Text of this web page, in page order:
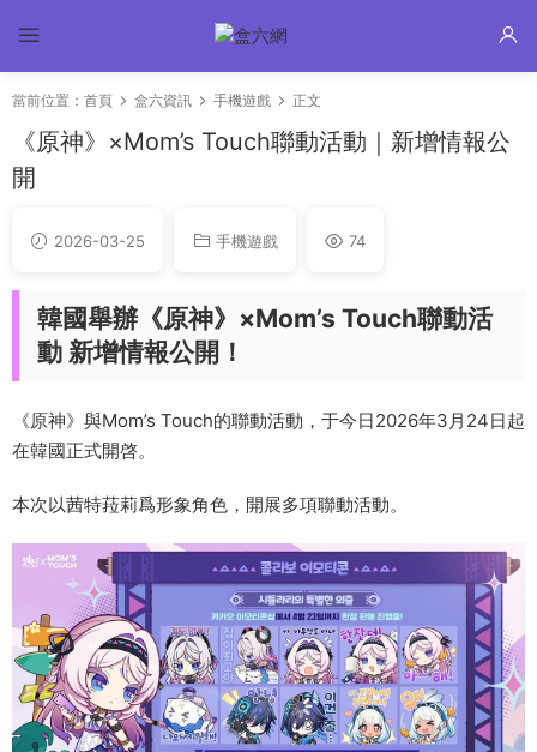
當前位置： 首頁 盒六資訊 手機遊戲 正文
《原神》×Mom’s Touch聯動活動｜新增情報公
開
2026-03-25 手機遊戲 74
韓國舉辦《原神》×Mom’s Touch聯動活
動 新增情報公開！
《原神》與Mom’s Touch的聯動活動，于今日2026年3月24日起
在韓國正式開啓。
本次以茜特菈莉爲形象角色，開展多項聯動活動。